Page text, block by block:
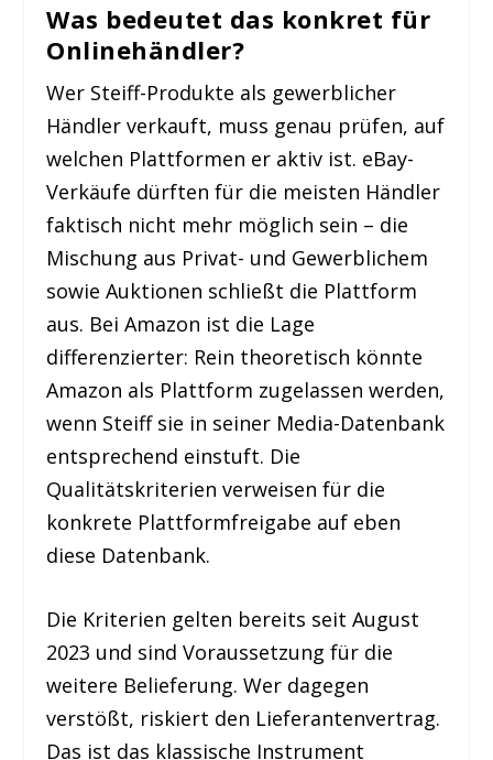
Was bedeutet das konkret für
Onlinehändler?
Wer Steiff-Produkte als gewerblicher
Händler verkauft, muss genau prüfen, auf
welchen Plattformen er aktiv ist. eBay-
Verkäufe dürften für die meisten Händler
faktisch nicht mehr möglich sein – die
Mischung aus Privat- und Gewerblichem
sowie Auktionen schließt die Plattform
aus. Bei Amazon ist die Lage
differenzierter: Rein theoretisch könnte
Amazon als Plattform zugelassen werden,
wenn Steiff sie in seiner Media-Datenbank
entsprechend einstuft. Die
Qualitätskriterien verweisen für die
konkrete Plattformfreigabe auf eben
diese Datenbank.
Die Kriterien gelten bereits seit August
2023 und sind Voraussetzung für die
weitere Belieferung. Wer dagegen
verstößt, riskiert den Lieferantenvertrag.
Das ist das klassische Instrument